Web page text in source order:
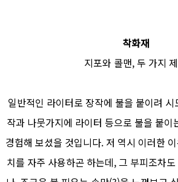
착화재
지포와 콜맨, 두 가지
일반적인 라이터로 장작에 불을 붙이려
작과 나뭇가지에 라이터 등으로 불을 붙이
경험해 보셨을 것입니다. 저 역시 이러한
치를 자주 사용하곤 하는데, 그 부피조차